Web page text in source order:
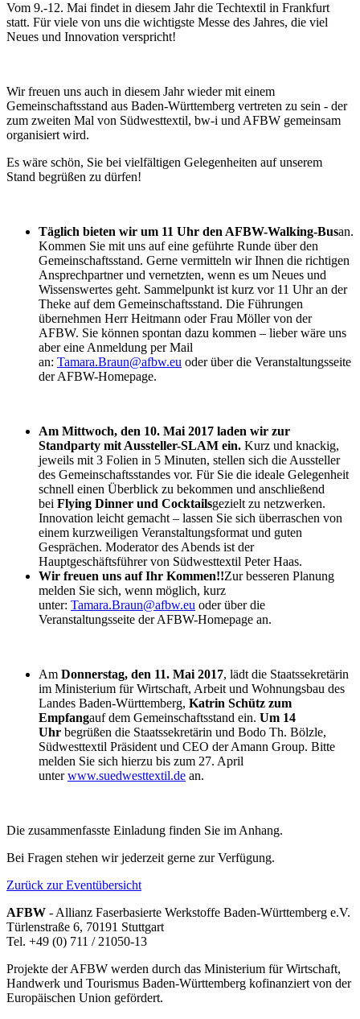
Vom 9.-12. Mai findet in diesem Jahr die Techtextil in Frankfurt
statt. Für viele von uns die wichtigste Messe des Jahres, die viel
Neues und Innovation verspricht!
Wir freuen uns auch in diesem Jahr wieder mit einem
Gemeinschaftsstand aus Baden-Württemberg vertreten zu sein - der
zum zweiten Mal von Südwesttextil, bw-i und AFBW gemeinsam
organisiert wird.
Es wäre schön, Sie bei vielfältigen Gelegenheiten auf unserem
Stand begrüßen zu dürfen!
Täglich bieten wir um 11 Uhr den AFBW-Walking-Busan.
Kommen Sie mit uns auf eine geführte Runde über den
Gemeinschaftsstand. Gerne vermitteln wir Ihnen die richtigen
Ansprechpartner und vernetzten, wenn es um Neues und
Wissenswertes geht. Sammelpunkt ist kurz vor 11 Uhr an der
Theke auf dem Gemeinschaftsstand. Die Führungen
übernehmen Herr Heitmann oder Frau Möller von der
AFBW. Sie können spontan dazu kommen – lieber wäre uns
aber eine Anmeldung per Mail
an: Tamara.Braun@afbw.eu oder über die Veranstaltungsseite
der AFBW-Homepage.
Am Mittwoch, den 10. Mai 2017 laden wir zur
Standparty mit Aussteller-SLAM ein. Kurz und knackig,
jeweils mit 3 Folien in 5 Minuten, stellen sich die Aussteller
des Gemeinschaftsstandes vor. Für Sie die ideale Gelegenheit
schnell einen Überblick zu bekommen und anschließend
bei Flying Dinner und Cocktailsgezielt zu netzwerken.
Innovation leicht gemacht – lassen Sie sich überraschen von
einem kurzweiligen Veranstaltungsformat und guten
Gesprächen. Moderator des Abends ist der
Hauptgeschäftsführer von Südwesttextil Peter Haas.
Wir freuen uns auf Ihr Kommen!!Zur besseren Planung
melden Sie sich, wenn möglich, kurz
unter: Tamara.Braun@afbw.eu oder über die
Veranstaltungsseite der AFBW-Homepage an.
Am Donnerstag, den 11. Mai 2017, lädt die Staatssekretärin
im Ministerium für Wirtschaft, Arbeit und Wohnungsbau des
Landes Baden-Württemberg, Katrin Schütz zum
Empfangauf dem Gemeinschaftsstand ein. Um 14
Uhr begrüßen die Staatssekretärin und Bodo Th. Bölzle,
Südwesttextil Präsident und CEO der Amann Group. Bitte
melden Sie sich hierzu bis zum 27. April
unterwww.suedwesttextil.de an.
Die zusammenfasste Einladung finden Sie im Anhang.
Bei Fragen stehen wir jederzeit gerne zur Verfügung.
Zurück zur Eventübersicht
AFBW - Allianz Faserbasierte Werkstoffe Baden-Württemberg e.V.
Türlenstraße 6, 70191 Stuttgart
Tel. +49 (0) 711 / 21050-13
Projekte der AFBW werden durch das Ministerium für Wirtschaft,
Handwerk und Tourismus Baden-Württemberg kofinanziert von der
Europäischen Union gefördert.